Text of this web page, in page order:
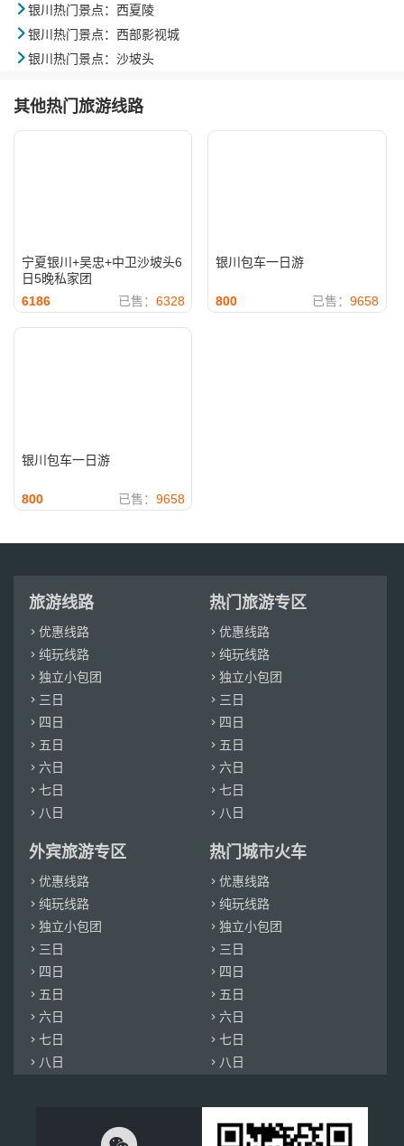
银川热门景点：西夏陵
银川热门景点：西部影视城
银川热门景点：沙坡头
其他热门旅游线路
宁夏银川+吴忠+中卫沙坡头6
日5晚私家团
6186
已售： 6328
银川包车一日游
800 已售： 9658
银川包车一日游
800 已售： 9658
旅游线路
 优惠线路
 纯玩线路
 独立小包团
 三日
 四日
 五日
 六日
 七日
 八日
热门旅游专区
优惠线路
纯玩线路
独立小包团
 三日
 四日
 五日
六日
七日
 八日
外宾旅游专区
 优惠线路
 纯玩线路
 独立小包团
 三日
 四日
 五日
 六日
 七日
 八日
热门城市火车
优惠线路
纯玩线路
独立小包团
 三日
 四日
 五日
六日
七日
 八日